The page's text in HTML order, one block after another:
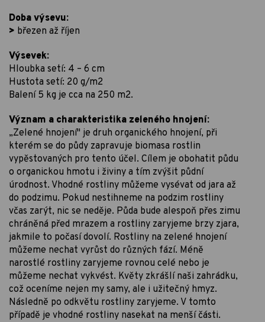
Doba výsevu:
> březen až říjen
Výsevek:
Hloubka setí: 4 – 6 cm
Hustota setí: 20 g/m2
Balení 5 kg je cca na 250 m2.
Význam a charakteristika zeleného hnojení:
„Zelené hnojení" je druh organického hnojení, při
kterém se do půdy zapravuje biomasa rostlin
vypěstovaných pro tento účel. Cílem je obohatit půdu
o organickou hmotu i živiny a tím zvýšit půdní
úrodnost. Vhodné rostliny můžeme vysévat od jara až
do podzimu. Pokud nestihneme na podzim rostliny
včas zarýt, nic se neděje. Půda bude alespoň přes zimu
chráněná před mrazem a rostliny zaryjeme brzy zjara,
jakmile to počasí dovolí. Rostliny na zelené hnojení
můžeme nechat vyrůst do různých fází. Méně
narostlé rostliny zaryjeme rovnou celé nebo je
můžeme nechat vykvést. Květy zkrášlí naši zahrádku,
což oceníme nejen my samy, ale i užitečný hmyz.
Následně po odkvětu rostliny zaryjeme. V tomto
případě je vhodné rostliny nasekat na menší části.